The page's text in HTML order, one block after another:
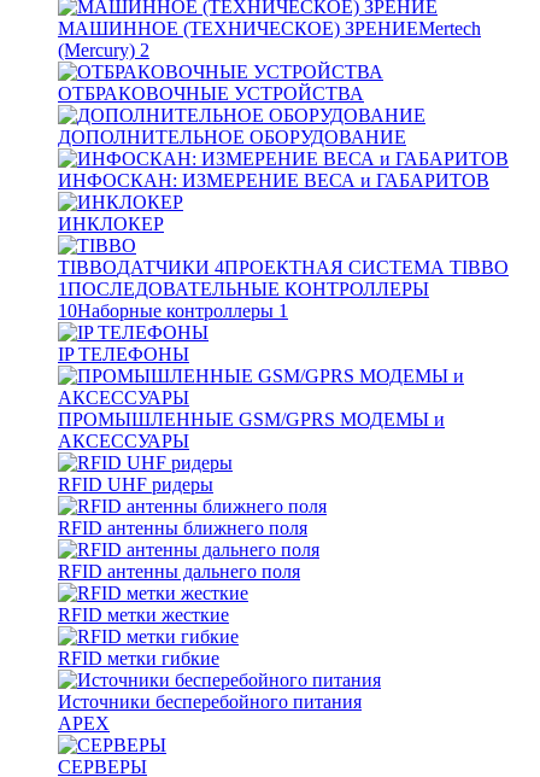
МАШИННОЕ (ТЕХНИЧЕСКОЕ) ЗРЕНИЕMertech
(Mercury) 2
ОТБРАКОВОЧНЫЕ УСТРОЙСТВА
ДОПОЛНИТЕЛЬНОЕ ОБОРУДОВАНИЕ
ИНФОСКАН: ИЗМЕРЕНИЕ ВЕСА и ГАБАРИТОВ
ИНКЛОКЕР
TIBBOДАТЧИКИ 4ПРОЕКТНАЯ СИСТЕМА TIBBO
1ПОСЛЕДОВАТЕЛЬНЫЕ КОНТРОЛЛЕРЫ
10Наборные контроллеры 1
IP ТЕЛЕФОНЫ
ПРОМЫШЛЕННЫЕ GSM/GPRS МОДЕМЫ и
АКСЕССУАРЫ
RFID UHF ридеры
RFID антенны ближнего поля
RFID антенны дальнего поля
RFID метки жесткие
RFID метки гибкие
Источники бесперебойного питания
APEX
СЕРВЕРЫ